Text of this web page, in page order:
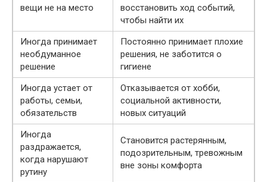
вещи не на место
восстановить ход событий,
чтобы найти их
Иногда принимает
необдуманное
решение
Постоянно принимает плохие
решения, не заботится о
гигиене
Иногда устает от
работы, семьи,
обязательств
Отказывается от хобби,
социальной активности,
новых ситуаций
Иногда
раздражается,
когда нарушают
рутину
Становится растерянным,
подозрительным, тревожным
вне зоны комфорта